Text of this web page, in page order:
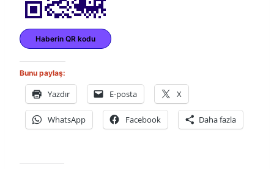
Haberin QR kodu
Bunu paylaş:
Yazdır E-posta X
WhatsApp Facebook Daha fazla